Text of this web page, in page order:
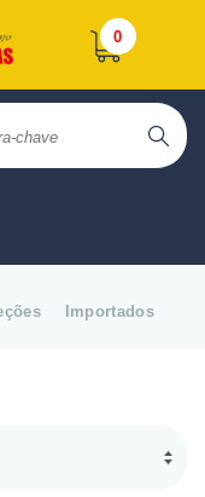
0
Importados